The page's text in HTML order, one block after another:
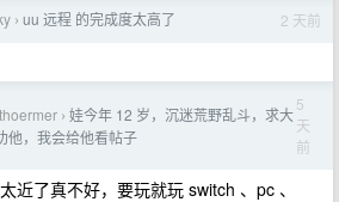
› uu 远程 的完成度太高了 2 天前
› 娃今年 12 岁，沉迷荒野乱斗，求大
他，我会给他看帖子
5
天
前
近了真不好，要玩就玩 switch 、pc 、